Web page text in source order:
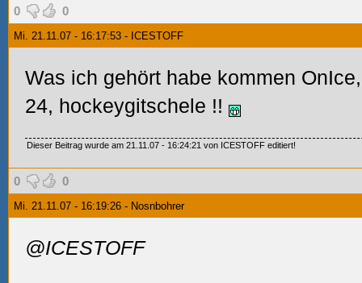
0 0
Mi. 21.11.07 - 16:17:53 - ICESTOFF
Was ich gehört habe kommen
24, hockeygitschele !!
Dieser Beitrag wurde am 21.11.07 - 16:24:21 von ICESTOFF editiert!
0 0
Mi. 21.11.07 - 16:19:26 - Nosnbohrer
@ICESTOFF